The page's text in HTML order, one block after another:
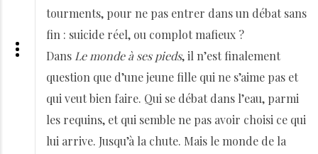
tourments, pour ne pas entrer dans un débat sans
fin : suicide réel, ou complot mafieux ?
Dans Le monde à ses pieds, il n’est finalement
question que d’une jeune fille qui ne s’aime pas et
qui veut bien faire. Qui se débat dans l’eau, parmi
les requins, et qui semble ne pas avoir choisi ce qui
lui arrive. Jusqu’à la chute. Mais le monde de la